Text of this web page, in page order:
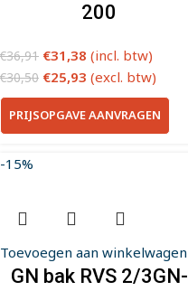
200
€36,91 €31,38 (incl. btw)
€30,50 €25,93 (excl. btw)
PRIJSOPGAVE AANVRAGEN
-15%
Toevoegen aan winkelwagen
GN bak RVS 2/3GN-